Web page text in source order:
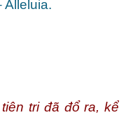
Alleluia.
tri đã đổ ra, kể